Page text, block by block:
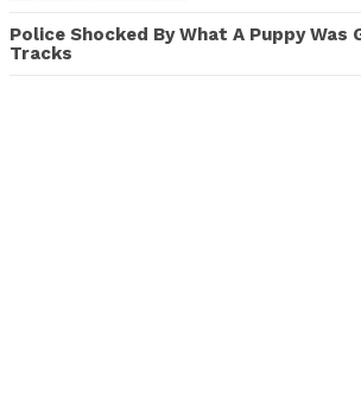
Police Shocked By What A Puppy Was
Tracks